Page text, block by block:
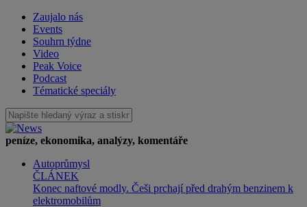
Zaujalo nás
Events
Souhrn týdne
Video
Peak Voice
Podcast
Tématické speciály
peníze, ekonomika, analýzy, komentáře
Autoprůmysl
ČLÁNEK
Konec naftové modly. Češi prchají před drahým benzinem k
elektromobilům